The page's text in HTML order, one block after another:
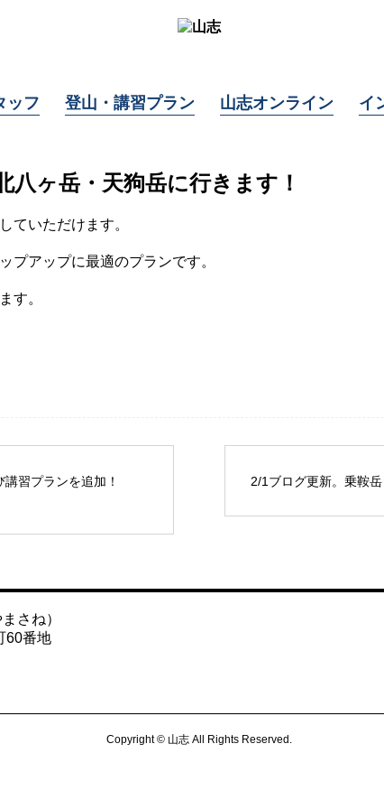
ッフ 登山・講習プラン 山志オンライン イ
八ヶ岳・天狗岳に行きます！
ていただけます。
プアップに最適のプランです。
す。
2/1ブログ更新。乗鞍
習プランを追加！
さね）
60番地
Copyright © 山志 All Rights Reserved.